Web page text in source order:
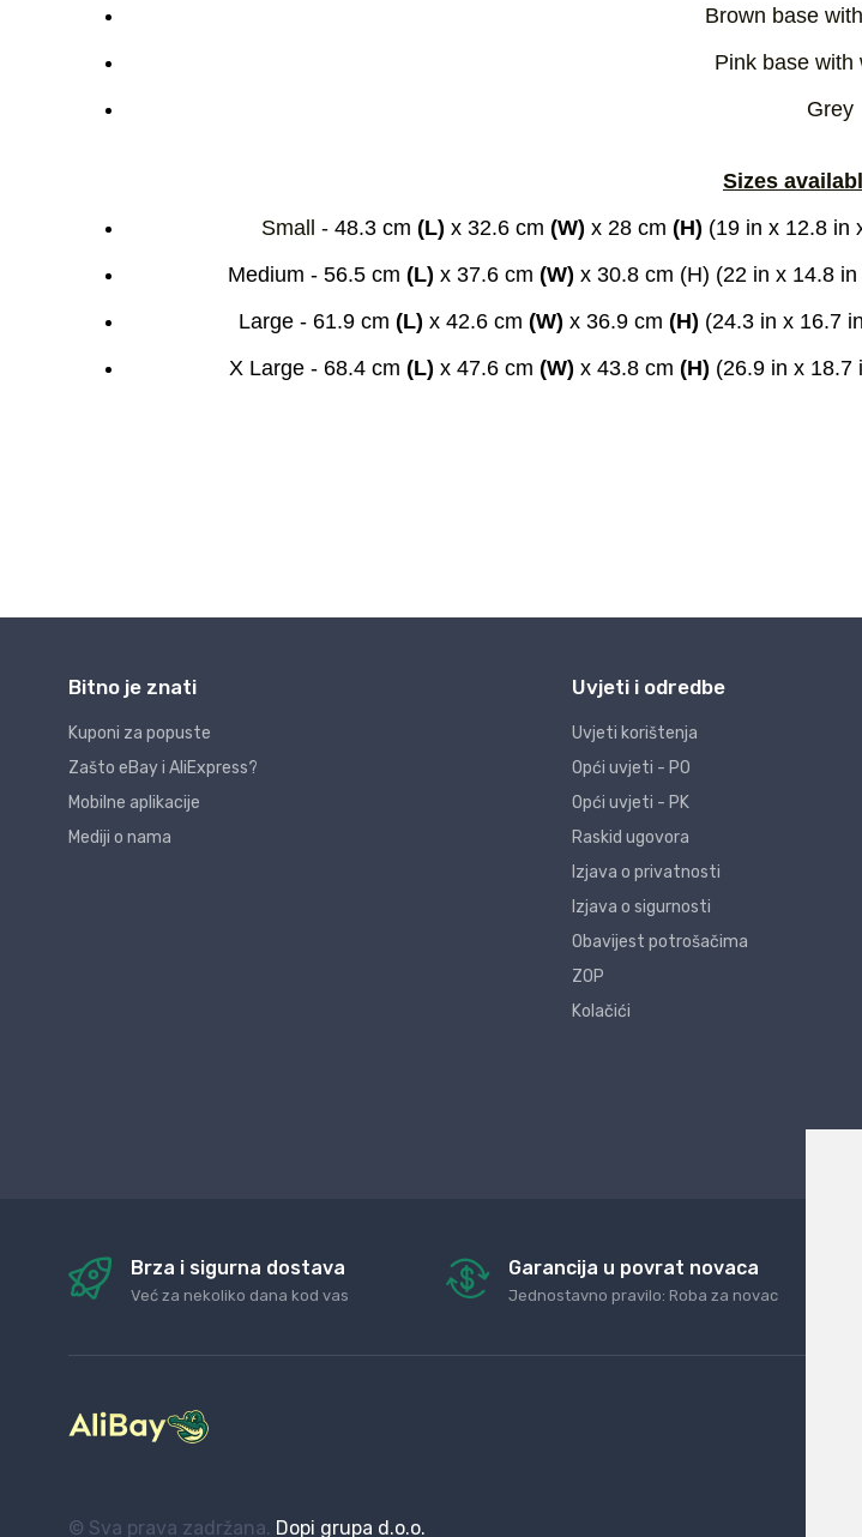
Bitno je znati
Kuponi za popuste
Zašto eBay i AliExpress?
Mobilne aplikacije
Mediji o nama
Uvjeti i odredbe
Uvjeti korištenja
Opći uvjeti - PO
Opći uvjeti - PK
Raskid ugovora
Izjava o privatnosti
Izjava o sigurnosti
Obavijest potrošačima
ZOP
Kolačići
Brza i sigurna dostava
Već za nekoliko dana kod vas
Garancija u povrat novaca
Jednostavno pravilo: Roba za novac
© Sva prava zadržana. Dopi grupa d.o.o.